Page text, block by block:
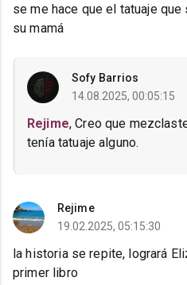
se me hace que el tatuaje
su mamá
Sofy Barrios
14.08.2025, 00:05:15
Rejime, Creo que
tenía tatuaje alguno.
Rejime
19.02.2025, 05:15:30
la historia se repite, logrará
primer libro